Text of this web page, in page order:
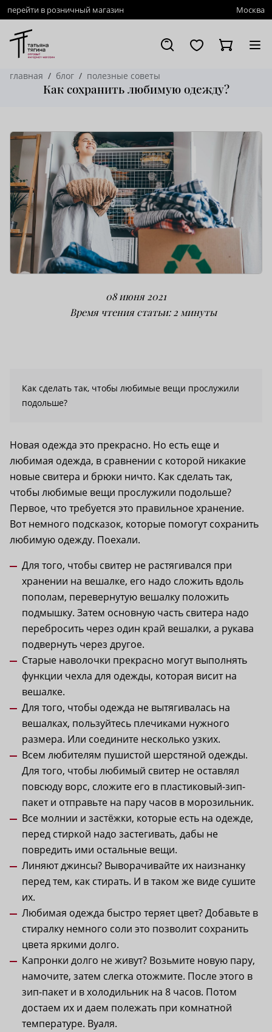
перейти в розничный магазин Москва
главная блог полезные советы
Как сохранить любимую одежду?
08 июня 2021
Время чтения статьи: 2 минуты
Как сделать так, чтобы любимые вещи прослужили
подольше?
Новая одежда это прекрасно. Но есть еще и
любимая одежда, в сравнении с которой никакие
новые свитера и брюки ничто. Как сделать так,
чтобы любимые вещи прослужили подольше?
Первое, что требуется это правильное хранение.
Вот немного подсказок, которые помогут сохранить
любимую одежду. Поехали.
Для того, чтобы свитер не растягивался при
хранении на вешалке, его надо сложить вдоль
пополам, перевернутую вешалку положить
подмышку. Затем основную часть свитера надо
перебросить через один край вешалки, а рукава
подвернуть через другое.
Старые наволочки прекрасно могут выполнять
функции чехла для одежды, которая висит на
вешалке.
Для того, чтобы одежда не вытягивалась на
вешалках, пользуйтесь плечиками нужного
размера. Или соедините несколько узких.
Всем любителям пушистой шерстяной одежды.
Для того, чтобы любимый свитер не оставлял
повсюду ворс, сложите его в пластиковый-зип-
пакет и отправьте на пару часов в морозильник.
Все молнии и застёжки, которые есть на одежде,
перед стиркой надо застегивать, дабы не
повредить ими остальные вещи.
Линяют джинсы? Выворачивайте их наизнанку
перед тем, как стирать. И в таком же виде сушите
их.
Любимая одежда быстро теряет цвет? Добавьте в
стиралку немного соли это позволит сохранить
цвета яркими долго.
Капронки долго не живут? Возьмите новую пару,
намочите, затем слегка отожмите. После этого в
зип-пакет и в холодильник на 8 часов. Потом
достаем их и даем полежать при комнатной
температуре. Вуаля.